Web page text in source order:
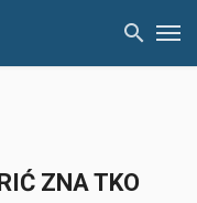
ZNA TKO